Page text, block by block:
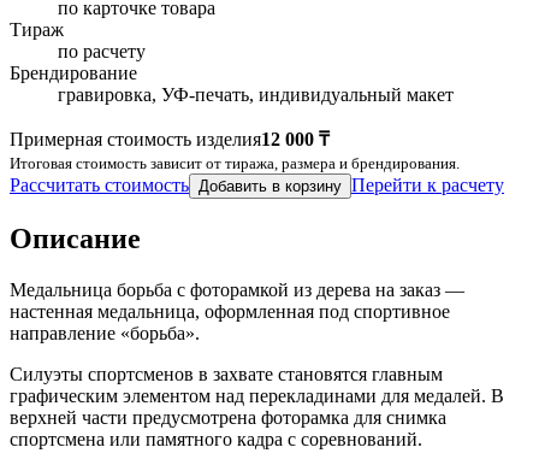
по карточке товара
Тираж
по расчету
Брендирование
гравировка, УФ-печать, индивидуальный макет
Примерная стоимость изделия12 000 ₸
Итоговая стоимость зависит от тиража, размера и брендирования.
Рассчитать стоимость Добавить в корзину Перейти к расчету
Описание
Медальница борьба с фоторамкой из дерева на заказ —
настенная медальница, оформленная под спортивное
направление «борьба».
Силуэты спортсменов в захвате становятся главным
графическим элементом над перекладинами для медалей. В
верхней части предусмотрена фоторамка для снимка
спортсмена или памятного кадра с соревнований.